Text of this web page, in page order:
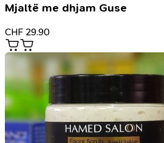
Mjaltë me dhjam Guse
CHF 29.90